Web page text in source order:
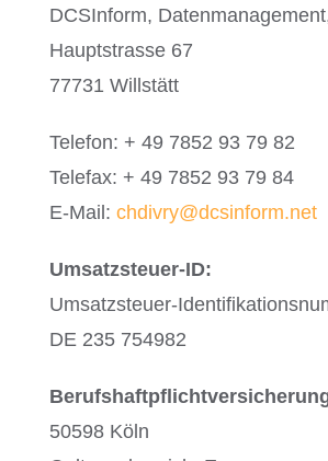
DCSInform,
Hauptstrasse 67
77731 Willstätt
Telefon: + 49 7852 93 79 82
Telefax: + 49 7852 93 79 84
E-Mail: chdivry@dcsinform.net
Umsatzsteuer-ID:
Umsatzsteuer-
DE 235 754982
50598 Köln